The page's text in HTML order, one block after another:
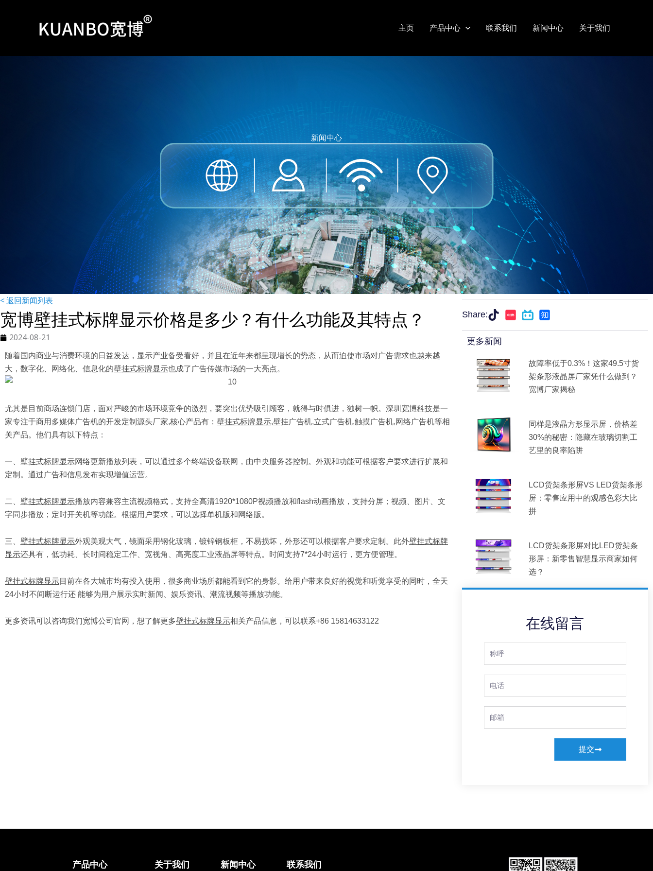
主页 产品中心 联系我们 新闻中心 关于我们
新闻中心
< 返回新闻列表
宽博壁挂式标牌显示价格是多少？有什么功能及其特点？
2024-08-21
随着国内商业与消费环境的日益发达，显示产业备受看好，并且在近年来都呈现增长的势态，从而迫使市场对广告需求也越来越
大，数字化、网络化、信息化的壁挂式标牌显示也成了广告传媒市场的一大亮点。
尤其是目前商场连锁门店，面对严峻的市场环境竞争的激烈，要突出优势吸引顾客，就得与时俱进，独树一帜。深圳 宽博科技是一
家专注于商用多媒体广告机的开发定制源头厂家,核心产品有： 壁挂式标牌显示,壁挂广告机,立式广告机,触摸广告机,网络广告机等相
关产品。他们具有以下特点：
一、 壁挂式标牌显示网络更新播放列表，可以通过多个终端设备联网，由中央服务器控制。外观和功能可根据客户要求进行扩展和
定制。通过广告和信息发布实现增值运营。
二、 壁挂式标牌显示播放内容兼容主流视频格式，支持全高清1920*1080P视频播放和flash动画播放，支持分屏；视频、图片、文
字同步播放；定时开关机等功能。根据用户要求，可以选择单机版和网络版。
三、 壁挂式标牌显示外观美观大气，镜面采用钢化玻璃，镀锌钢板柜，不易损坏，外形还可以根据客户要求定制。此外壁挂式标牌
显示还具有，低功耗、长时间稳定工作、宽视角、高亮度工业液晶屏等特点。时间支持7*24小时运行，更方便管理。
壁挂式标牌显示目前在各大城市均有投入使用，很多商业场所都能看到它的身影。给用户带来良好的视觉和听觉享受的同时，全天
24小时不间断运行还 能够为用户展示实时新闻、娱乐资讯、潮流视频等播放功能。
更多资讯可以咨询我们宽博公司官网，想了解更多壁挂式标牌显示相关产品信息，可以联系+86 15814633122
Share:
更多新闻
故障率低于0.3%！这家49.5寸货
架条形液晶屏厂家凭什么做到？
宽博厂家揭秘
同样是液晶方形显示屏，价格差
30%的秘密：隐藏在玻璃切割工
艺里的良率陷阱
LCD货架条形屏VS LED货架条形
屏：零售应用中的观感色彩大比
拼
LCD货架条形屏对比LED货架条
形屏：新零售智慧显示商家如何
选？
在线留言
Full
Phone
Email
提交
产品中心 关于我们 新闻中心 联系我们